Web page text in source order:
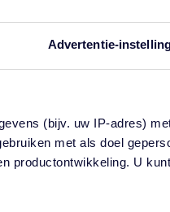
Advertentie-
(bijv. uw IP-adres)
met als doel
productontwikkeling. U
is strak, omdat
in de gaten en blijf